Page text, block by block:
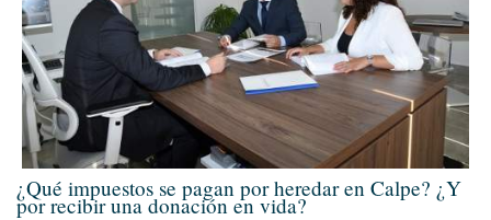
¿Qué impuestos se pagan por heredar en Calpe? ¿Y
por recibir una donación en vida?